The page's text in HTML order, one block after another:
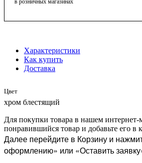
Характеристики
Как купить
Доставка
Цвет
хром блестящий
Для покупки товара в нашем интернет-
понравившийся товар и добавьте его в
Далее перейдите в Корзину и
оформлению» или «Оставить